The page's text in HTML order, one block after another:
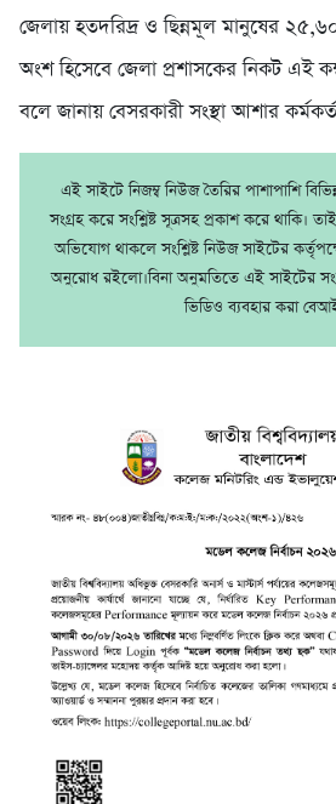
জেলায় হতদরিদ্র ও ছিন্নমূল মানুষের
অংশ হিসেবে জেলা প্রশাসকের নিকট এই
বলে জানায় বেসরকারী সংস্থা আশার
এই সাইটে নিজম্ব নিউজ তৈরির পাশাপাশি
সংগ্রহ করে সংশ্লিষ্ট সূত্রসহ প্রকাশ করে থাকি।
অভিযোগ থাকলে সংশ্লিষ্ট নিউজ সাইটের
অনুরোধ রইলো।বিনা অনুমতিতে এই সাইটের
ভিডিও ব্যবহার করা